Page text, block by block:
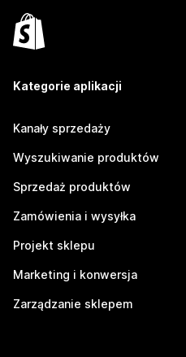
Kategorie aplikacji
Kanały sprzedaży
Wyszukiwanie produktów
Sprzedaż produktów
Zamówienia i wysyłka
Projekt sklepu
Marketing i konwersja
Zarządzanie sklepem